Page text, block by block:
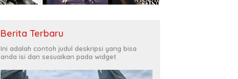
Berita Terbaru
Ini adalah contoh judul deskripsi yang bisa
anda isi dan sesuaikan pada widget